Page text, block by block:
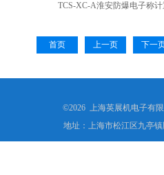
TCS-XC-A淮安防爆电子称
首页
上一页 下一
©2026 上海英展机电子有
地址：上海市松江区九亭镇